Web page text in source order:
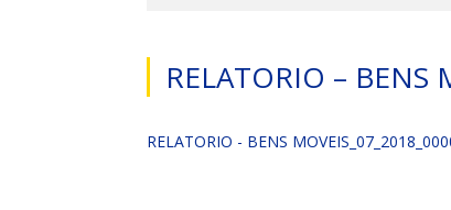
RELATORIO – BENS
RELATORIO - BENS